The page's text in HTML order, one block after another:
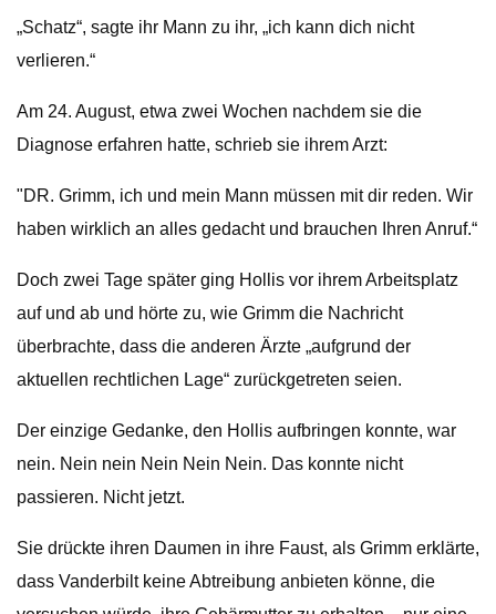
„Schatz“, sagte ihr Mann zu ihr, „ich kann dich nicht
verlieren.“
Am 24. August, etwa zwei Wochen nachdem sie die
Diagnose erfahren hatte, schrieb sie ihrem Arzt:
"DR. Grimm, ich und mein Mann müssen mit dir reden. Wir
haben wirklich an alles gedacht und brauchen Ihren Anruf.“
Doch zwei Tage später ging Hollis vor ihrem Arbeitsplatz
auf und ab und hörte zu, wie Grimm die Nachricht
überbrachte, dass die anderen Ärzte „aufgrund der
aktuellen rechtlichen Lage“ zurückgetreten seien.
Der einzige Gedanke, den Hollis aufbringen konnte, war
nein. Nein nein Nein Nein Nein. Das konnte nicht
passieren. Nicht jetzt.
Sie drückte ihren Daumen in ihre Faust, als Grimm erklärte,
dass Vanderbilt keine Abtreibung anbieten könne, die